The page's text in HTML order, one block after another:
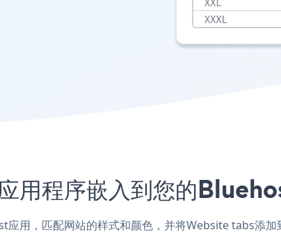
程序嵌入到您的
用，匹配网站的样式和颜色，并将Website tabs添加